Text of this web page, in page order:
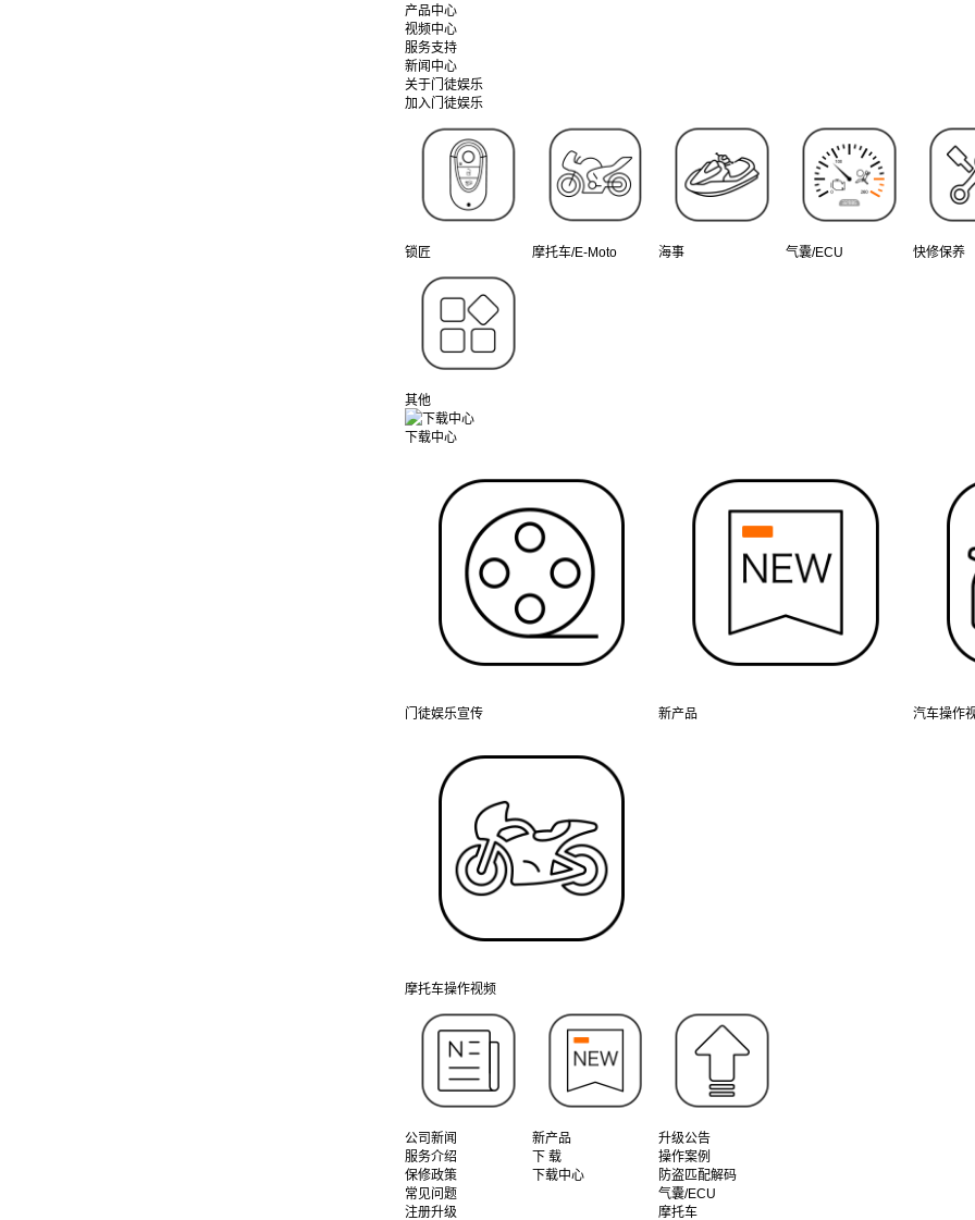
产品中心
视频中心
服务支持
新闻中心
关于门徒娱乐
加入门徒娱乐
锁匠 摩托车/E-Moto 海事 气囊/ECU 快修保养
其他
下载中心
门徒娱乐宣传 新产品 汽车操作
摩托车操作视频
公司新闻 新产品
升级公告
服务介绍
保修政策
常见问题
注册升级
下 载
下载中心
操作案例
防盗匹配解码
气囊/ECU
摩托车